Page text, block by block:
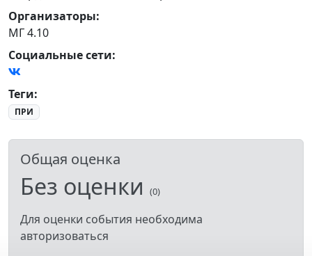
Организаторы:
МГ 4.10
Социальные сети:
Теги:
ПРИ
Общая оценка
Без оценки (0)
Для оценки события необходима
авторизоваться